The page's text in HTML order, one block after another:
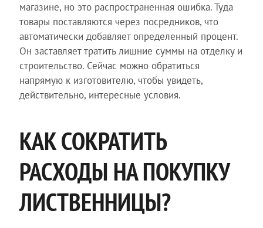
магазине, но это распространенная ошибка. Туда
товары поставляются через посредников, что
автоматически добавляет определенный процент.
Он заставляет тратить лишние суммы на отделку и
строительство. Сейчас можно обратиться
напрямую к изготовителю, чтобы увидеть,
действительно, интересные условия.
КАК СОКРАТИТЬ
РАСХОДЫ НА ПОКУПКУ
ЛИСТВЕННИЦЫ?